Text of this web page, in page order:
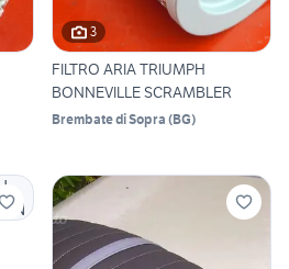
3
FILTRO ARIA TRIUMPH
BONNEVILLE SCRAMBLER
Brembate di Sopra (BG)